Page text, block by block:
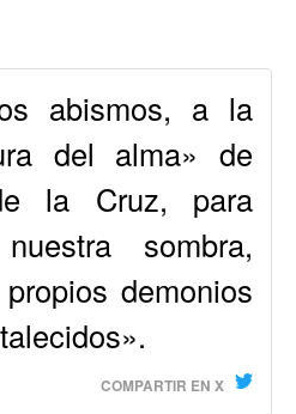
abismos, a la
del alma» de
la Cruz, para
sombra,
demonios
COMPARTIR EN X